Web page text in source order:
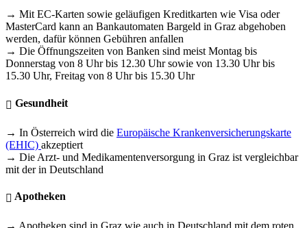
→ Mit EC-Karten sowie geläufigen Kreditkarten wie Visa oder
MasterCard kann an Bankautomaten Bargeld in Graz abgehoben
werden, dafür können Gebühren anfallen
→ Die Öffnungszeiten von Banken sind meist Montag bis
Donnerstag von 8 Uhr bis 12.30 Uhr sowie von 13.30 Uhr bis
15.30 Uhr, Freitag von 8 Uhr bis 15.30 Uhr
Gesundheit
→ In Österreich wird die Europäische Krankenversicherungskarte
(EHIC) akzeptiert
→ Die Arzt- und Medikamentenversorgung in Graz ist vergleichbar
mit der in Deutschland
Apotheken